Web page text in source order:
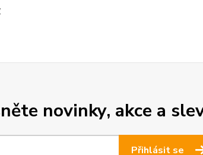
novinky, akce a
Přihlásit se